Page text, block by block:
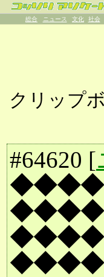
総合 ニュース 文化 社会
クリップ
#64620 [
◆◆◆◆連